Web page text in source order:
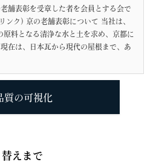
舗表彰を受章した者を会員とする会で
ンク) 京の老舗表彰について 当社は、
料となる清浄な水と土を求め、京都に
在は、日本瓦から現代の屋根まで、あ
質の可視化
えまで